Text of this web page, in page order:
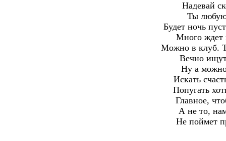
Надевай
Ты
Будет ночь
Много ждет
Можно в клуб.
Вечно
Ну а
Искать
Попугать
Главное,
А не то,
Не поймет